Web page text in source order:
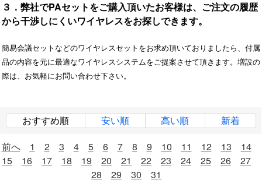
３．弊社でPAセットをご購入頂いたお客様は、ご注文の履歴
から干渉しにくいワイヤレスをお探しできます。
簡易会議セットなどのワイヤレスセットをお求め頂いておりましたら、付属
品の内容を元に最適なワイヤレスシステムをご提案させて頂きます。増設の
際は、お気軽にお問い合わせ下さい。
おすすめ順 安い順 高い順
新着
前へ
1 2 3 4 5 6 7 8 9 10 11 12 13
14
15
16 17 18 19 20 21 22 23 24 25 26
27
28
29 30 31